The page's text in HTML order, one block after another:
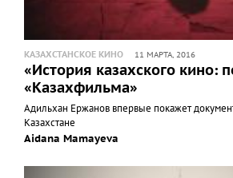
КАЗАХСТАНСКОЕ КИНО 11 МАРТА, 2016
«История казахского кино:
«Казахфильма»
Адильхан Ержанов впервые покажет
Казахстане
Aidana Mamayeva